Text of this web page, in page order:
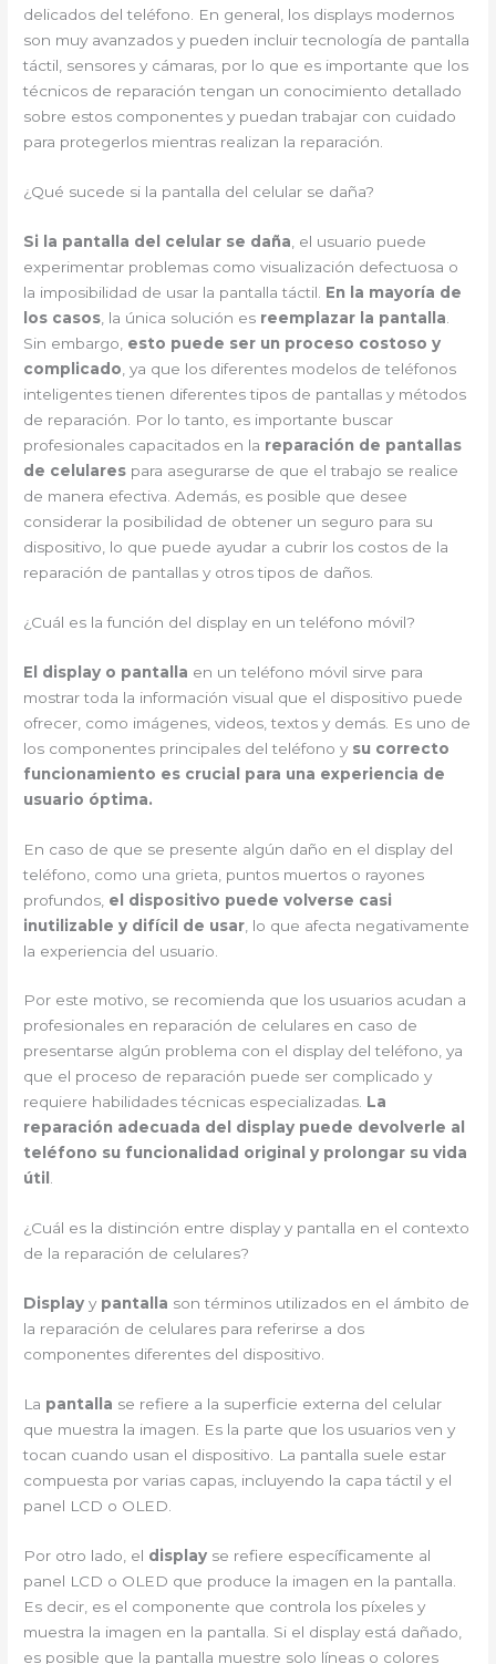
delicados del teléfono. En general, los displays modernos
son muy avanzados y pueden incluir tecnología de pantalla
táctil, sensores y cámaras, por lo que es importante que los
técnicos de reparación tengan un conocimiento detallado
sobre estos componentes y puedan trabajar con cuidado
para protegerlos mientras realizan la reparación.
¿Qué sucede si la pantalla del celular se daña?
Si la pantalla del celular se daña , el usuario puede
experimentar problemas como visualización defectuosa o
la imposibilidad de usar la pantalla táctil. En la mayoría de
los casos , la única solución es reemplazar la pantalla
Sin embargo, esto puede ser un proceso costoso y
complicado , ya que los diferentes modelos de teléfonos
inteligentes tienen diferentes tipos de pantallas y métodos
de reparación. Por lo tanto, es importante buscar
profesionales capacitados en la reparación de pantallas
de celulares para asegurarse de que el trabajo se realice
de manera efectiva. Además, es posible que desee
considerar la posibilidad de obtener un seguro para su
dispositivo, lo que puede ayudar a cubrir los costos de la
reparación de pantallas y otros tipos de daños.
¿Cuál es la función del display en un teléfono móvil?
El display o pantalla en un teléfono móvil sirve para
mostrar toda la información visual que el dispositivo puede
ofrecer, como imágenes, videos, textos y demás. Es uno de
los componentes principales del teléfono y su correcto
funcionamiento es crucial para una experiencia de
usuario óptima.
En caso de que se presente algún daño en el display del
teléfono, como una grieta, puntos muertos o rayones
profundos, el dispositivo puede volverse casi
inutilizable y difícil de usar , lo que afecta negativamente
la experiencia del usuario.
Por este motivo, se recomienda que los usuarios acudan a
profesionales en reparación de celulares en caso de
presentarse algún problema con el display del teléfono, ya
que el proceso de reparación puede ser complicado y
requiere habilidades técnicas especializadas. La
reparación adecuada del display puede devolverle al
teléfono su funcionalidad original y prolongar su vida
útil .
¿Cuál es la distinción entre display y pantalla en el contexto
de la reparación de celulares?
Display y pantalla son términos utilizados en el ámbito de
la reparación de celulares para referirse a dos
componentes diferentes del dispositivo.
La pantalla se refiere a la superficie externa del celular
que muestra la imagen. Es la parte que los usuarios ven y
tocan cuando usan el dispositivo. La pantalla suele estar
compuesta por varias capas, incluyendo la capa táctil y el
panel LCD o OLED.
Por otro lado, el display se refiere específicamente al
panel LCD o OLED que produce la imagen en la pantalla.
Es decir, es el componente que controla los píxeles y
muestra la imagen en la pantalla. Si el display está dañado,
es posible que la pantalla muestre solo líneas o colores